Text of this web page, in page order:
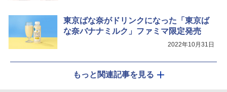
東京ばな奈がドリンクになった「東京ば
な奈バナナミルク」ファミマ限定発売
2022年10月31日
もっと関連記事を見る